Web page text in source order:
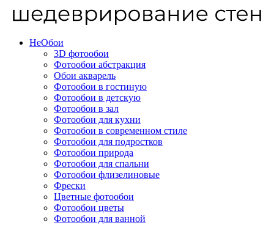
НеОбои
3D фотообои
Фотообои абстракция
Обои акварель
Фотообои в гостиную
Фотообои в детскую
Фотообои в зал
Фотообои для кухни
Фотообои в современном стиле
Фотообои для подростков
Фотообои природа
Фотообои для спальни
Фотообои флизелиновые
Фрески
Цветные фотообои
Фотообои цветы
Фотообои для ванной